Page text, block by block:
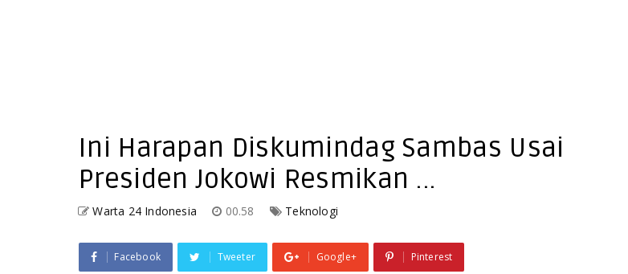
Ini Harapan Diskumindag Sambas Usai
Presiden Jokowi Resmikan ...
Warta 24 Indonesia 00.58 Teknologi
Facebook Tweeter Google+ Pinterest